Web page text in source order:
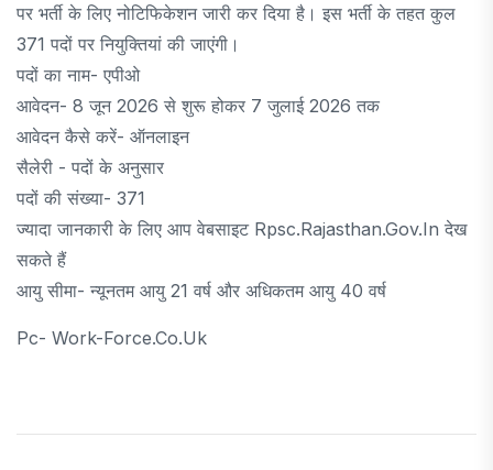
पर भर्ती के लिए नोटिफिकेशन जारी कर दिया है। इस भर्ती के तहत कुल
371 पदों पर नियुक्तियां की जाएंगी।
पदों का नाम- एपीओ
आवेदन- 8 जून 2026 से शुरू होकर 7 जुलाई 2026 तक
आवेदन कैसे करें- ऑनलाइन
सैलेरी - पदों के अनुसार
पदों की संख्या- 371
ज्यादा जानकारी के लिए आप वेबसाइट Rpsc.rajasthan.gov.in देख
सकते हैं
आयु सीमा- न्यूनतम आयु 21 वर्ष और अधिकतम आयु 40 वर्ष
Pc- Work-Force.co.uk